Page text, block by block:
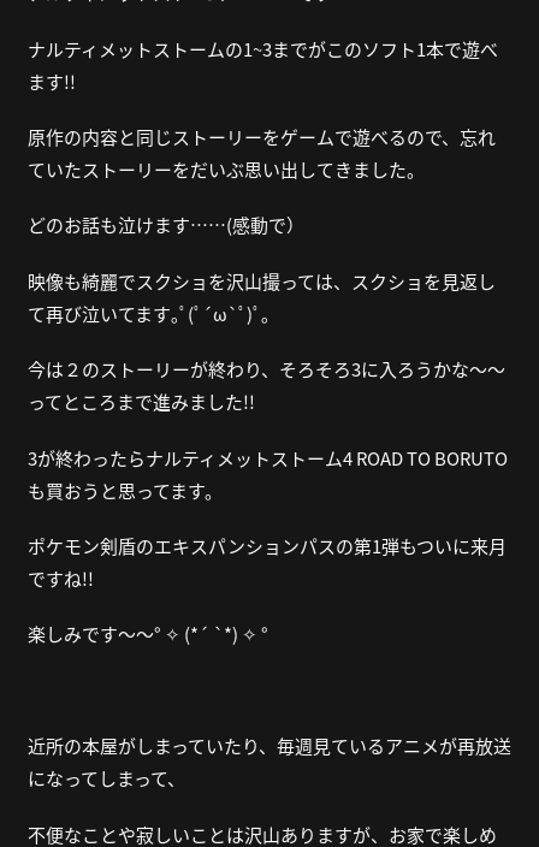
ナルティメットストームの1~3までがこのソフト1本で遊べ
ます!!
原作の内容と同じストーリーをゲームで遊べるので、忘れ
ていたストーリーをだいぶ思い出してきました。
どのお話も泣けます……(感動で）
映像も綺麗でスクショを沢山撮っては、スクショを見返し
て再び泣いてます｡ﾟ(ﾟ´ω`ﾟ)ﾟ｡
今は２のストーリーが終わり、そろそろ3に入ろうかな～～
ってところまで進みました!!
3が終わったらナルティメットストーム4 ROAD TO BORUTO
も買おうと思ってます。
ポケモン剣盾のエキスパンションパスの第1弾もついに来月
ですね!!
楽しみです～～° ✧ (*´ `*) ✧ °
近所の本屋がしまっていたり、毎週見ているアニメが再放送
になってしまって、
不便なことや寂しいことは沢山ありますが、お家で楽しめ